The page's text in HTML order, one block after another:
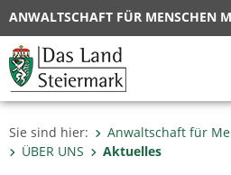
ANWALTSCHAFT FÜR MENSCHEN
Sie sind hier:
Anwaltschaft für
ÜBER UNS
Aktuelles